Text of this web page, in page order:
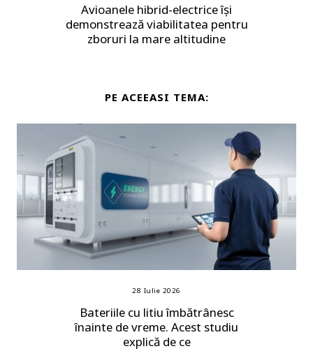
Avioanele hibrid-electrice își
demonstrează viabilitatea pentru
zboruri la mare altitudine
PE ACEEASI TEMA:
28 Iulie 2026
Bateriile cu litiu îmbătrânesc
înainte de vreme. Acest studiu
explică de ce